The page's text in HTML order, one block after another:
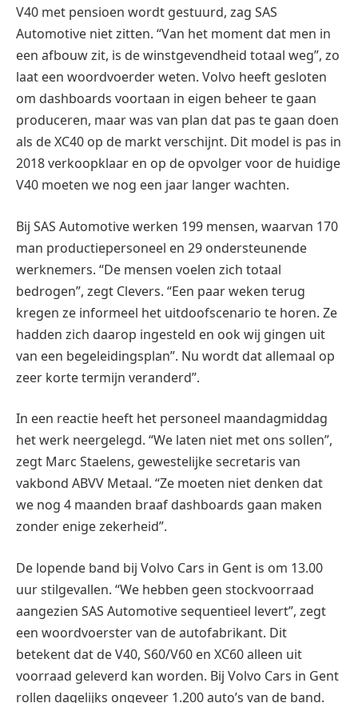
V40 met pensioen wordt gestuurd, zag SAS
Automotive niet zitten. “Van het moment dat men in
een afbouw zit, is de winstgevendheid totaal weg”, zo
laat een woordvoerder weten. Volvo heeft gesloten
om dashboards voortaan in eigen beheer te gaan
produceren, maar was van plan dat pas te gaan doen
als de XC40 op de markt verschijnt. Dit model is pas in
2018 verkoopklaar en op de opvolger voor de huidige
V40 moeten we nog een jaar langer wachten.
Bij SAS Automotive werken 199 mensen, waarvan 170
man productiepersoneel en 29 ondersteunende
werknemers. “De mensen voelen zich totaal
bedrogen”, zegt Clevers. “Een paar weken terug
kregen ze informeel het uitdoofscenario te horen. Ze
hadden zich daarop ingesteld en ook wij gingen uit
van een begeleidingsplan”. Nu wordt dat allemaal op
zeer korte termijn veranderd”.
In een reactie heeft het personeel maandagmiddag
het werk neergelegd. “We laten niet met ons sollen”,
zegt Marc Staelens, gewestelijke secretaris van
vakbond ABVV Metaal. “Ze moeten niet denken dat
we nog 4 maanden braaf dashboards gaan maken
zonder enige zekerheid”.
De lopende band bij Volvo Cars in Gent is om 13.00
uur stilgevallen. “We hebben geen stockvoorraad
aangezien SAS Automotive sequentieel levert”, zegt
een woordvoerster van de autofabrikant. Dit
betekent dat de V40, S60/V60 en XC60 alleen uit
voorraad geleverd kan worden. Bij Volvo Cars in Gent
rollen dagelijks ongeveer 1.200 auto’s van de band.